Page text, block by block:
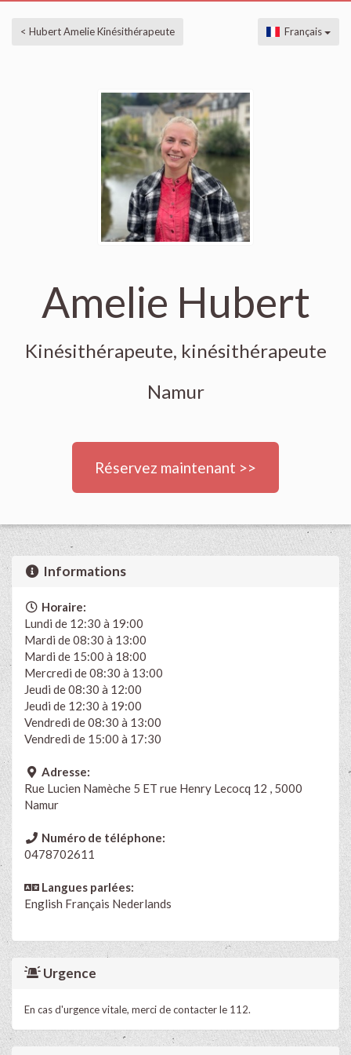
< Hubert Amelie Kinésithérapeute Français
Amelie Hubert
Kinésithérapeute, kinésithérapeute
Namur
Réservez maintenant >>
Informations
Horaire:
Lundi de 12:30 à 19:00
Mardi de 08:30 à 13:00
Mardi de 15:00 à 18:00
Mercredi de 08:30 à 13:00
Jeudi de 08:30 à 12:00
Jeudi de 12:30 à 19:00
Vendredi de 08:30 à 13:00
Vendredi de 15:00 à 17:30
Adresse:
Rue Lucien Namèche 5 ET rue Henry Lecocq 12 , 5000
Namur
Numéro de téléphone:
0478702611
Langues parlées:
English Français Nederlands
Urgence
En cas d'urgence vitale, merci de contacter le 112.